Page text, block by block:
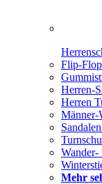
Flip-
Herren-
Herren
Männer-
Mehr